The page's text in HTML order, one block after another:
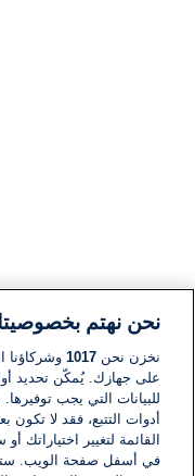
نحن نهتم
نخزن نحن 1017 وشركاؤنا
على جهازك. يُمكّن تحديد
للبيانات التي يجب
أدوات التتبع، فقد لا
القائمة لتغيير
في أسفل صفحة الويب.